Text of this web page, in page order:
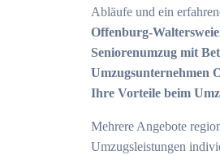
Abläufe und ein
Offenburg-
Seniorenumzug mit
Umzugsunternehmen
Ihre Vorteile beim
Mehrere Angebote
Umzugsleistungen